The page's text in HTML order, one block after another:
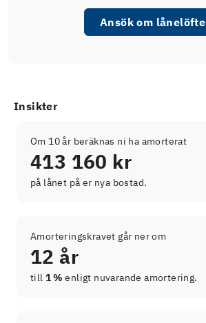
Ansök om lånelöfte
Insikter
Om 10 år beräknas ni ha amorterat
413 160 kr
på lånet på er nya bostad.
Amorteringskravet går ner om
12 år
till 1 % enligt nuvarande amortering.